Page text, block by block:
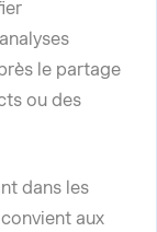
le partage
ou des
dans les
aux